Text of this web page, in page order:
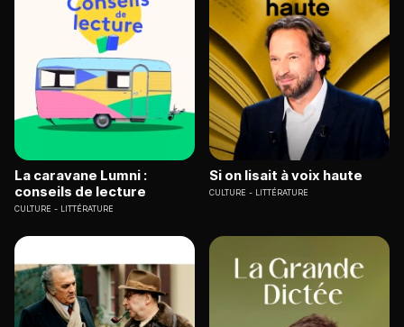
La caravane Lumni :
conseils de lecture
CULTURE LITTÉRATURE
Si on lisait à voix haute
CULTURE LITTÉRATURE